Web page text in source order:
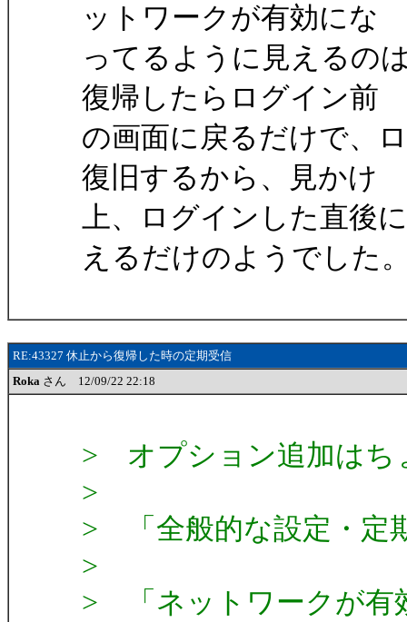
ットワークが有効にな
ってるように見えるの
復帰したらログイン前
の画面に戻るだけで、
復旧するから、見かけ
上、ログインした直後
えるだけのようでした
RE:43327 休止から復帰した時の定期受信
Roka さん 12/09/22 22:18
> オプション追加はち
>
> 「全般的な設定・定
>
> 「ネットワークが有